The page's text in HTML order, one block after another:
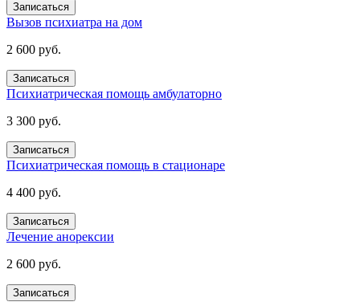
Записаться
Вызов психиатра на дом
2 600 руб.
Записаться
Психиатрическая помощь амбулаторно
3 300 руб.
Записаться
Психиатрическая помощь в стационаре
4 400 руб.
Записаться
Лечение анорексии
2 600 руб.
Записаться